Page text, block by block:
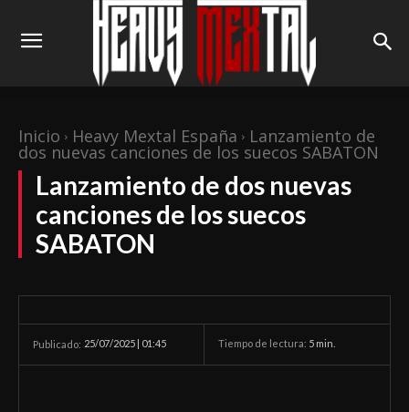
Inicio Heavy Mextal España Lanzamiento de
dos nuevas canciones de los suecos SABATON
Lanzamiento de dos nuevas
canciones de los suecos
SABATON
Publicado: 25/07/2025 | 01:45 Tiempo de lectura: 5 min.